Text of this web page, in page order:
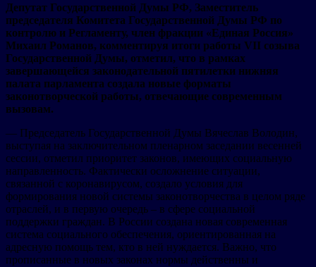
Депутат Государственной Думы РФ, Заместитель
председателя Комитета Государственной Думы РФ по
контролю и Регламенту, член фракции «Единая Россия»
Михаил Романов, комментируя итоги работы VII созыва
Государственной Думы, отметил, что в рамках
завершающейся законодательной пятилетки нижняя
палата парламента создала новые форматы
законотворческой работы, отвечающие современным
вызовам.
— Председатель Государственной Думы Вячеслав Володин,
выступая на заключительном пленарном заседании весенней
сессии, отметил приоритет законов, имеющих социальную
направленность. Фактически осложнение ситуации,
связанной с коронавирусом, создало условия для
формирования новой системы законотворчества в целом ряде
отраслей, и в первую очередь – в сфере социальной
поддержки граждан. В России создана новая современная
система социального обеспечения, ориентированная на
адресную помощь тем, кто в ней нуждается. Важно, что
прописанные в новых законах нормы действенны и